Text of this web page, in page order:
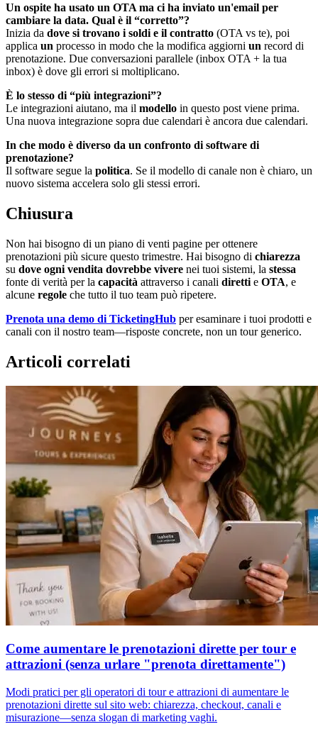
Un ospite ha usato un OTA ma ci ha inviato un'email per
cambiare la data. Qual è il “corretto”?
Inizia da dove si trovano i soldi e il contratto (OTA vs te), poi
applica un processo in modo che la modifica aggiorni un record di
prenotazione. Due conversazioni parallele (inbox OTA + la tua
inbox) è dove gli errori si moltiplicano.
È lo stesso di “più integrazioni”?
Le integrazioni aiutano, ma il modello in questo post viene prima.
Una nuova integrazione sopra due calendari è ancora due calendari.
In che modo è diverso da un confronto di software di
prenotazione?
Il software segue la politica. Se il modello di canale non è chiaro, un
nuovo sistema accelera solo gli stessi errori.
Chiusura
Non hai bisogno di un piano di venti pagine per ottenere
prenotazioni più sicure questo trimestre. Hai bisogno di chiarezza
su dove ogni vendita dovrebbe vivere nei tuoi sistemi, la stessa
fonte di verità per la capacità attraverso i canali diretti e OTA, e
alcune regole che tutto il tuo team può ripetere.
Prenota una demo di TicketingHub per esaminare i tuoi prodotti e
canali con il nostro team—risposte concrete, non un tour generico.
Articoli correlati
Come aumentare le prenotazioni dirette per tour e
attrazioni (senza urlare "prenota direttamente")
Modi pratici per gli operatori di tour e attrazioni di aumentare le
prenotazioni dirette sul sito web: chiarezza, checkout, canali e
misurazione—senza slogan di marketing vaghi.